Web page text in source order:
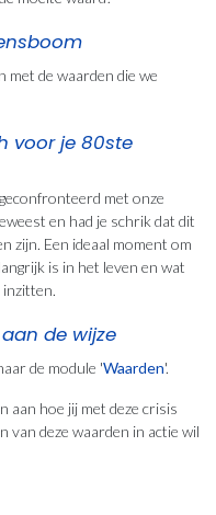
met de waarden die we
voor je 80ste
met onze
en had je schrik dat dit
zijn. Een ideaal moment om
is in het leven en wat
inzitten.
de wijze
de module 'Waarden'.
aan hoe jij met deze crisis
van deze waarden in actie wil